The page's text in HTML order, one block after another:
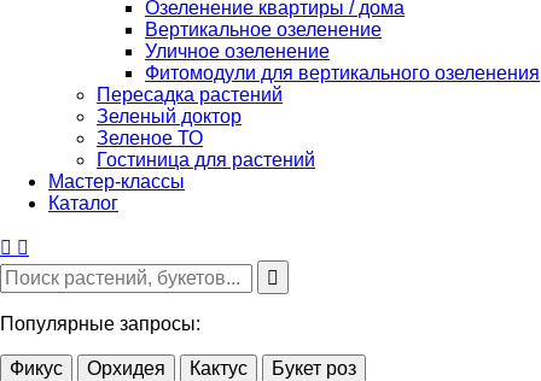
Озеленение квартиры / дома
Вертикальное озеленение
Уличное озеленение
Фитомодули для вертикального озеленения
Пересадка растений
Зеленый доктор
Зеленое ТО
Гостиница для растений
Мастер-классы
Каталог
Популярные запросы:
Фикус Орхидея Кактус
Букет роз